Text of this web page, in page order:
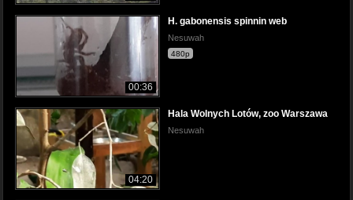
00:36
H. gabonensis spinnin web
Nesuwah
480p
04:20
Hala Wolnych Lotów, zoo Warszawa
Nesuwah